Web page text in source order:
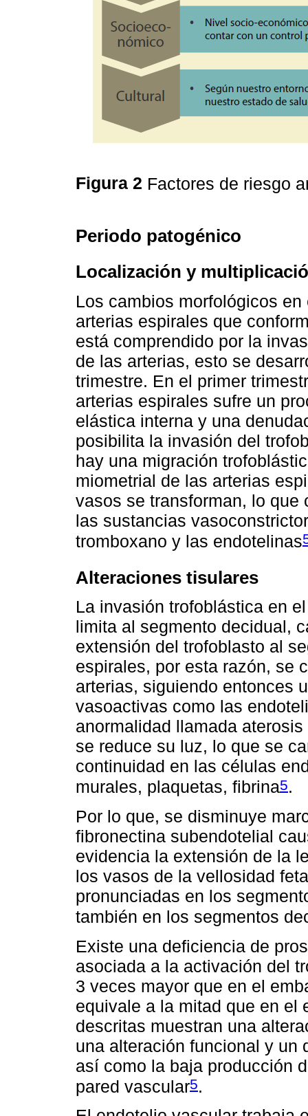
Figura 2 Factores de riesgo
Periodo patogénico
Localización y
Los cambios morfológicos
arterias espirales que
está comprendido por la
de las arterias, esto se
trimestre. En el primer
arterias espirales sufre un
elástica interna y una
posibilita la invasión del
hay una migración
miometrial de las arterias
vasos se transforman, lo
las sustancias
tromboxano y las endotelinas
Alteraciones tisulares
La invasión trofoblástica en
limita al segmento decidual,
extensión del trofoblasto al
espirales, por esta razón, se
arterias, siguiendo entonces
vasoactivas como las
anormalidad llamada
se reduce su luz, lo que se
continuidad en las células
murales, plaquetas, fibrina5.
Por lo que, se disminuye
fibronectina subendotelial
evidencia la extensión de la
los vasos de la vellosidad
pronunciadas en los
también en los segmentos
Existe una deficiencia de
asociada a la activación del
3 veces mayor que en el
equivale a la mitad que en el
descritas muestran una
una alteración funcional y un
así como la baja producción
pared vascular5.